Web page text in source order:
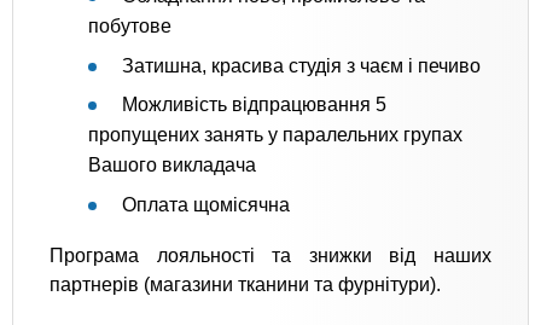
побутове
Затишна, красива студія з чаєм і печиво
Можливість відпрацювання 5
пропущених занять у паралельних групах
Вашого викладача
Оплата щомісячна
Програма лояльності та знижки від наших
партнерів (магазини тканини та фурнітури).